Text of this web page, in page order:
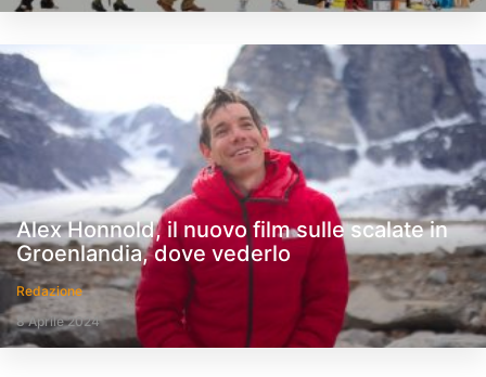
Alex Honnold, il nuovo film sulle scalate in
Groenlandia, dove vederlo
Redazione
8 Aprile 2024